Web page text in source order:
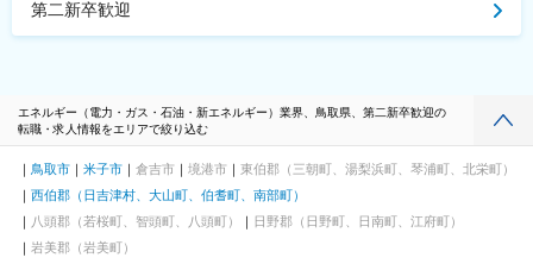
第二新卒歓迎
エネルギー（電力・ガス・石油・新エネルギー）業界、鳥取県、第二新卒歓迎の
転職・求人情報をエリアで絞り込む
鳥取市 米子市 倉吉市 境港市
東伯郡（三朝町、湯梨浜町、琴浦町、北栄町）
西伯郡（日吉津村、大山町、伯耆町、南部町）
八頭郡（若桜町、智頭町、八頭町）
日野郡（日野町、日南町、江府町）
岩美郡（岩美町）